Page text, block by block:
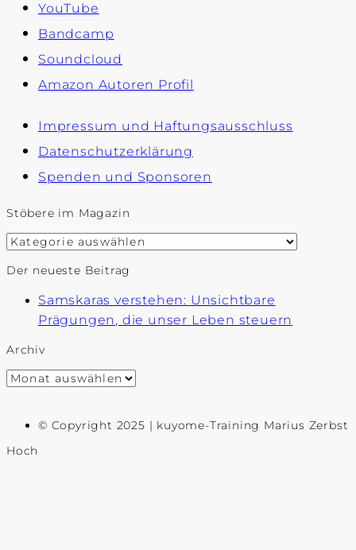
YouTube
Bandcamp
Soundcloud
Amazon Autoren Profil
Impressum und Haftungsausschluss
Datenschutzerklärung
Spenden und Sponsoren
Stöbere im Magazin
Stöbere
Magazin
Der neueste Beitrag
Samskaras verstehen: Unsichtbare
Prägungen, die unser Leben steuern
Archiv
Archiv
© Copyright 2025 | kuyome-Training Marius Zerbst
Hoch